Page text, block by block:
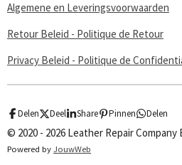
Algemene en Leveringsvoorwaarden
Retour Beleid - Politique de Retour
Privacy Beleid - Politique de
Delen Deel Share Pinnen Delen
© 2020 - 2026 Leather Repair Company
Powered by JouwWeb